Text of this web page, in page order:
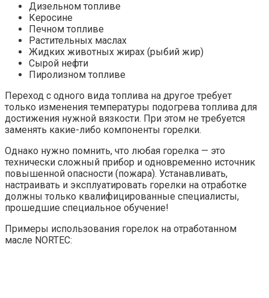
Дизельном топливе
Керосине
Печном топливе
Растительных маслах
Жидких животных жирах (рыбий жир)
Сырой нефти
Пиролизном топливе
Переход с одного вида топлива на другое требует
только изменения температуры подогрева топлива для
достижения нужной вязкости. При этом не требуется
заменять какие-либо компоненты горелки.
Однако нужно помнить, что любая горелка — это
технически сложный прибор и одновременно источник
повышенной опасности (пожара). Устанавливать,
настраивать и эксплуатировать горелки на отработке
должны только квалифицированные специалисты,
прошедшие специальное обучение!
Примеры использования горелок на отработанном
масле NORTEC: